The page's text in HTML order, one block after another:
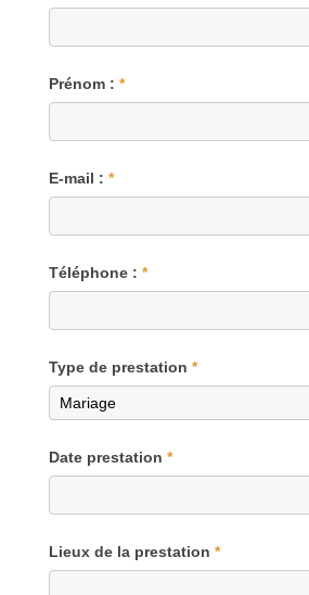
Prénom : *
E-mail : *
Téléphone : *
Type de prestation *
Date prestation *
Lieux de la prestation *